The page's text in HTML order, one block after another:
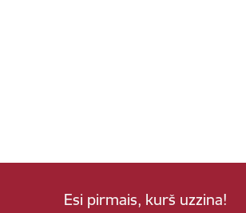
Esi pirmais, kurš uzzina!